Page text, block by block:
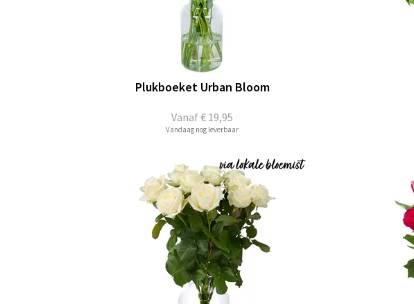
Vanaf€ 19,95
Plukboeket Urban Bloom
Vandaag nog leverbaar